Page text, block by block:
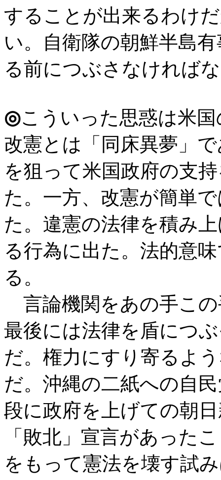
することが出来るわけ
い。自衛隊の朝鮮半島
る前につぶさなければ
◎こういった思惑は米
改憲とは「同床異夢」
を狙って米国政府の支
た。一方、改憲が簡単
た。違憲の法律を積み
る行為に出た。法的意
る。
言論機関をあの手こ
最後には法律を盾につ
だ。権力にすり寄るよ
だ。沖縄の二紙への自
段に政府を上げての朝
「敗北」宣言があった
をもって憲法を壊す試